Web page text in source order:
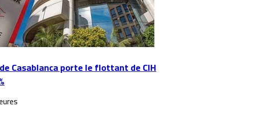
Casablanca porte le flottant de CIH